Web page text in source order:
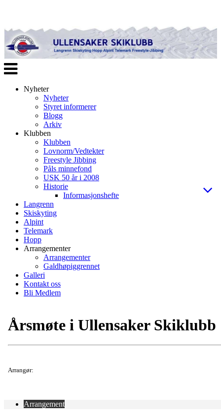
Veksle
navigasjon
Nyheter
Nyheter
Styret informerer
Blogg
Arkiv
Klubben
Klubben
Lovnorm/Vedtekter
Freestyle Jibbing
Påls minnefond
USK 50 år i 2008
Historie
Informasjonshefte
Langrenn
Skiskyting
Alpint
Telemark
Hopp
Arrangementer
Arrangementer
Galdhøpiggrennet
Galleri
Kontakt oss
Bli Medlem
Årsmøte i Ullensaker Skiklubb
Arrangør:
Arrangement